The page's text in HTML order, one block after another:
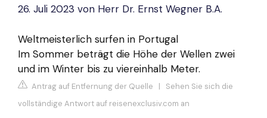
26. Juli 2023 von Herr Dr. Ernst Wegner B.A.
Weltmeisterlich surfen in Portugal
Im Sommer beträgt die Höhe der Wellen zwei
und im Winter bis zu viereinhalb Meter.
Antrag auf Entfernung der Quelle | Sehen Sie sich die
vollständige Antwort auf reisenexclusiv.com an